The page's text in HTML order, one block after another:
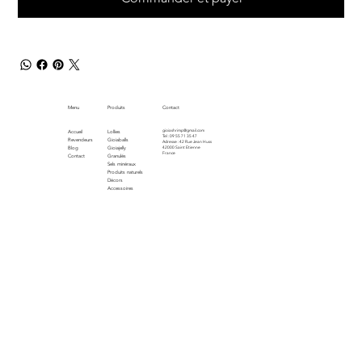
Menu
Accueil
Revendeurs
Blog
Contact
Produits
Lollies
Gioiaballs
Gioiajelly
Granulés
Sels minéraux
Produits naturels
Décors
Accessoires
gioiashrimp@gmail.com
Tel : 09 55 71 35 47
Adresse : 42 Rue Jean Huss
42000 Saint Etienne
France
Contact